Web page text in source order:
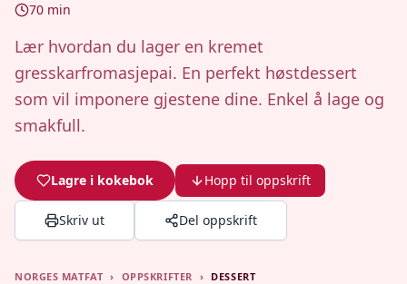
70 min
Lær hvordan du lager en kremet
gresskarfromasjepai. En perfekt høstdessert
som vil imponere gjestene dine. Enkel å lage og
smakfull.
Lagre i kokebok Hopp til oppskrift
Skriv ut Del oppskrift
NORGES MATFAT › OPPSKRIFTER › DESSERT